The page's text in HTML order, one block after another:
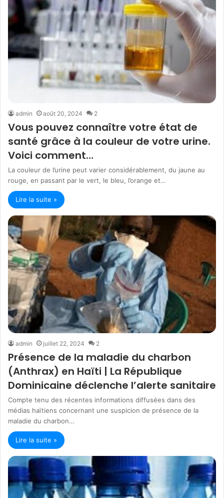
admin août 20, 2024 2
Vous pouvez connaître votre état de
santé grâce à la couleur de votre urine.
Voici comment…
La couleur de l’urine peut varier considérablement, du jaune au
rouge, en passant par le vert, le bleu, l’orange et…
Lire la suite »
admin juillet 22, 2024 2
Présence de la maladie du charbon
(Anthrax) en Haïti | La République
Dominicaine déclenche l’alerte sanitaire
Compte tenu des récentes informations diffusées dans des
médias haïtiens concernant une suspicion de présence de la
maladie du charbon…
Lire la suite »